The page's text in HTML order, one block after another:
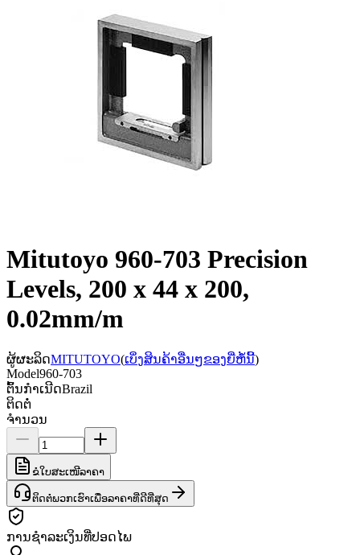
Mitutoyo 960-703 Precision
Levels, 200 x 44 x 200,
0.02mm/m
ຜູ້ຜະລິດMITUTOYO(ເບິ່ງສິນຄ້າອື່ນໆຂອງຍີ່ຫໍ້ນີ້)
Model960-703
ຕົ້ນກຳເນີດBrazil
ຕິດຕໍ່
ຈຳນວນ
ຂໍໃບສະເໜີລາຄາ
ຕິດຕໍ່ພວກເຮົາເພື່ອລາຄາທີ່ດີທີ່ສຸດ
ການຊຳລະເງິນທີ່ປອດໄພ